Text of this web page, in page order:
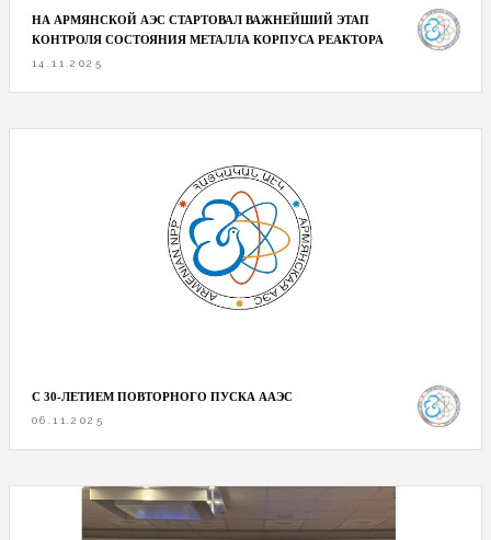
НА АРМЯНСКОЙ АЭС СТАРТОВАЛ ВАЖНЕЙШИЙ ЭТАП
КОНТРОЛЯ СОСТОЯНИЯ МЕТАЛЛА КОРПУСА РЕАКТОРА
14.11.2025
С 30-ЛЕТИЕМ ПОВТОРНОГО ПУСКА ААЭС
06.11.2025